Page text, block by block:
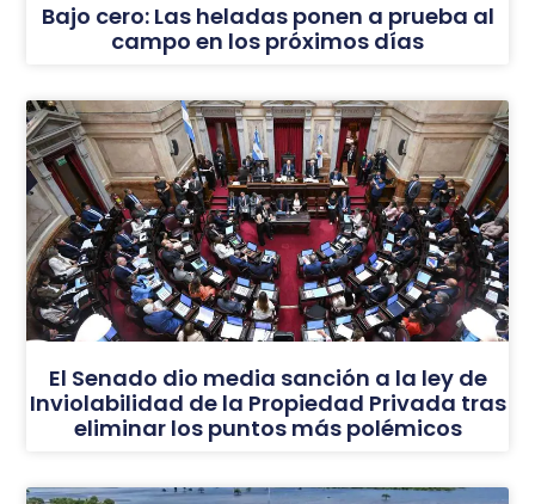
Bajo cero: Las heladas ponen a prueba al
campo en los próximos días
El Senado dio media sanción a la ley de
Inviolabilidad de la Propiedad Privada tras
eliminar los puntos más polémicos